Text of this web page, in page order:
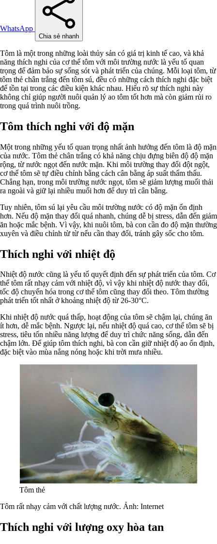
WhatsApp
Chia sẻ nhanh
Tôm là một trong những loài thủy sản có giá trị kinh tế cao, và khả
năng thích nghi của cơ thể tôm với môi trường nước là yếu tố quan
trọng để đảm bảo sự sống sót và phát triển của chúng. Mỗi loại tôm, từ
tôm thẻ chân trắng đến tôm sú, đều có những cách thích nghi đặc biệt
để tồn tại trong các điều kiện khác nhau. Hiểu rõ sự thích nghi này
không chỉ giúp người nuôi quản lý ao tôm tốt hơn mà còn giảm rủi ro
trong quá trình nuôi trồng.
Tôm thích nghi với độ mặn
Một trong những yếu tố quan trọng nhất ảnh hưởng đến tôm là độ mặn
của nước. Tôm thẻ chân trắng có khả năng chịu đựng biên độ độ mặn
rộng, từ nước ngọt đến nước mặn. Khi môi trường thay đổi đột ngột,
cơ thể tôm sẽ tự điều chỉnh bằng cách cân bằng áp suất thẩm thấu.
Chẳng hạn, trong môi trường nước ngọt, tôm sẽ giảm lượng muối thải
ra ngoài và giữ lại nhiều muối hơn để duy trì cân bằng.
Tuy nhiên, tôm sú lại yêu cầu môi trường nước có độ mặn ổn định
hơn. Nếu độ mặn thay đổi quá nhanh, chúng dễ bị stress, dẫn đến giảm
ăn hoặc mắc bệnh. Vì vậy, khi nuôi tôm, bà con cần đo độ mặn thường
xuyên và điều chỉnh từ từ nếu cần thay đổi, tránh gây sốc cho tôm.
Thích nghi với nhiệt độ
Nhiệt độ nước cũng là yếu tố quyết định đến sự phát triển của tôm. Cơ
thể tôm rất nhạy cảm với nhiệt độ, vì vậy khi nhiệt độ nước thay đổi,
tốc độ chuyển hóa trong cơ thể tôm cũng thay đổi theo. Tôm thường
phát triển tốt nhất ở khoảng nhiệt độ từ 26-30°C.
Khi nhiệt độ nước quá thấp, hoạt động của tôm sẽ chậm lại, chúng ăn
ít hơn, dễ mắc bệnh. Ngược lại, nếu nhiệt độ quá cao, cơ thể tôm sẽ bị
stress, tiêu tốn nhiều năng lượng để duy trì chức năng sống, dẫn đến
chậm lớn. Để giúp tôm thích nghi, bà con cần giữ nhiệt độ ao ổn định,
đặc biệt vào mùa nắng nóng hoặc khi trời mưa nhiều.
Tôm thẻ
Tôm rất nhạy cảm với chất lượng nước. Ảnh: Internet
Thích nghi với lượng oxy hòa tan